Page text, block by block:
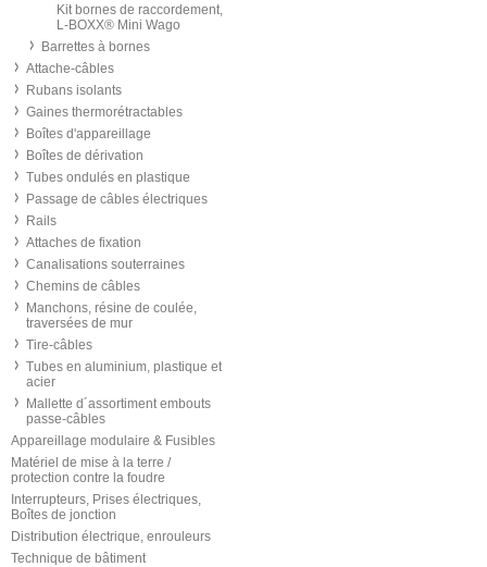
Kit bornes de raccordement,
L-BOXX® Mini Wago
Barrettes à bornes
Attache-câbles
Rubans isolants
Gaines thermorétractables
Boîtes d'appareillage
Boîtes de dérivation
Tubes ondulés en plastique
Passage de câbles électriques
Rails
Attaches de fixation
Canalisations souterraines
Chemins de câbles
Manchons, résine de coulée,
traversées de mur
Tire-câbles
Tubes en aluminium, plastique et
acier
Mallette d´assortiment embouts
passe-câbles
Appareillage modulaire & Fusibles
Matériel de mise à la terre /
protection contre la foudre
Interrupteurs, Prises électriques,
Boîtes de jonction
Distribution électrique, enrouleurs
Technique de bâtiment